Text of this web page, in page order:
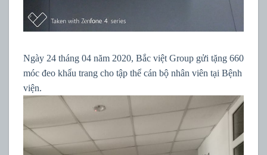
Ngày 24 tháng 04 năm 2020, Bắc việt Group gửi tặng 660
móc đeo khẩu trang cho tập thể cán bộ nhân viên tại Bệnh
viện.